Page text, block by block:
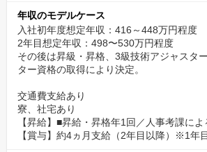
年収のモデルケース
入社初年度想定年収：416～448万円程度
2年目想定年収：498〜530万円程度
その後は昇級・昇格、3級技術アジャスタ
ター資格の取得により決定。
交通費支給あり
寮、社宅あり
【昇給】■昇給・昇格年1回／人事考課によ
【賞与】約4ヵ月支給（2年目以降）※1年